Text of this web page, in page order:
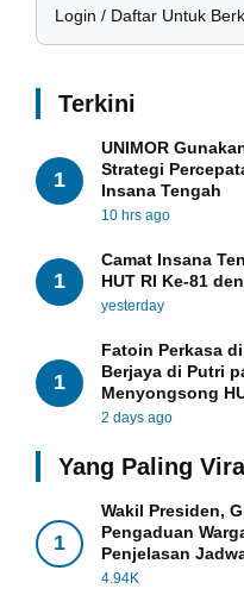
Login / Daftar Untuk
Terkini
1
UNIMOR
Strategi
Insana Tengah
10 hrs ago
1
Camat Insana
HUT RI Ke-81
yesterday
1
Fatoin Perkasa
Berjaya di Putri
Menyongsong
2 days ago
Yang Paling
1
Wakil Presiden,
Pengaduan
Penjelasan
4.94K